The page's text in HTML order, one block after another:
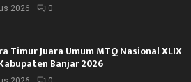
2026 0
Timur Juara Umum MTQ Nasional XLIX
Banjar 2026